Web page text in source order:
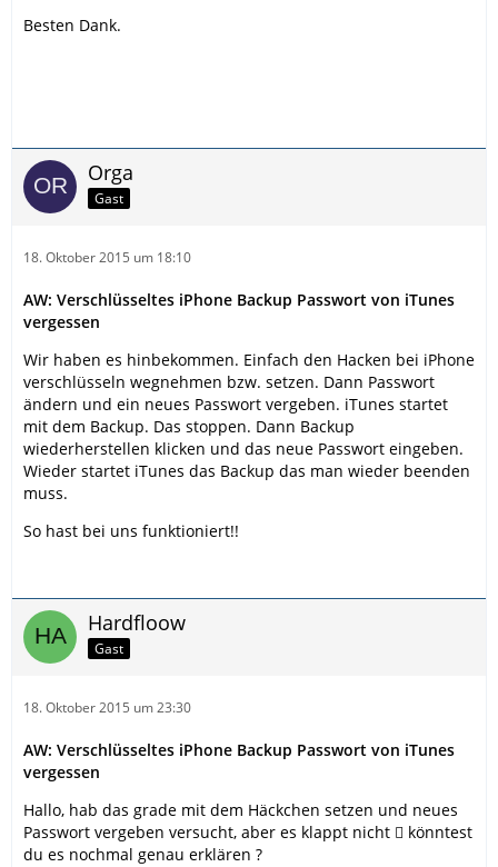
Besten Dank.
Orga
Gast
18. Oktober 2015 um 18:10
AW: Verschlüsseltes iPhone Backup Passwort von iTunes
vergessen
Wir haben es hinbekommen. Einfach den Hacken bei iPhone
verschlüsseln wegnehmen bzw. setzen. Dann Passwort
ändern und ein neues Passwort vergeben. iTunes startet
mit dem Backup. Das stoppen. Dann Backup
wiederherstellen klicken und das neue Passwort eingeben.
Wieder startet iTunes das Backup das man wieder beenden
muss.
So hast bei uns funktioniert!!
Hardfloow
Gast
18. Oktober 2015 um 23:30
AW: Verschlüsseltes iPhone Backup Passwort von iTunes
vergessen
Hallo, hab das grade mit dem Häckchen setzen und neues
Passwort vergeben versucht, aber es klappt nicht  könntest
du es nochmal genau erklären ?